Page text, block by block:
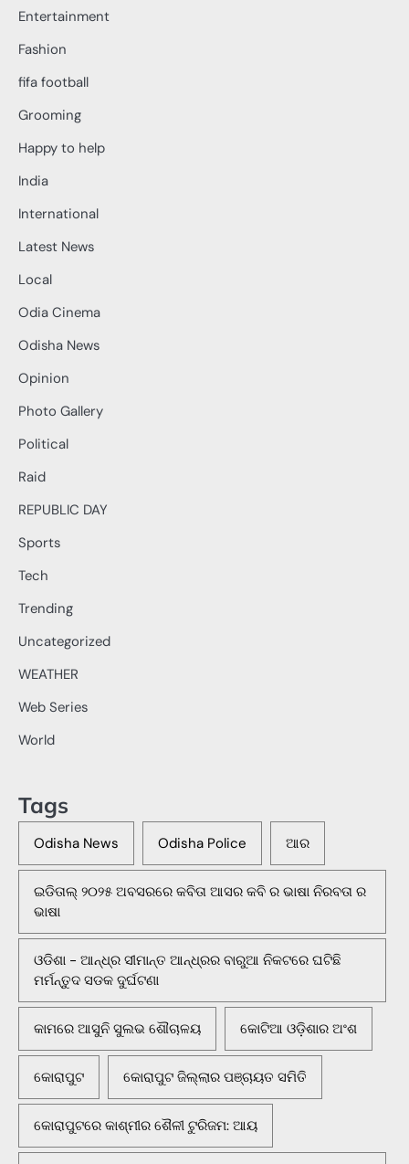
Entertainment
Fashion
fifa football
Grooming
Happy to help
India
International
Latest News
Local
Odia Cinema
Odisha News
Opinion
Photo Gallery
Political
Raid
REPUBLIC DAY
Sports
Tech
Trending
Uncategorized
WEATHER
Web Series
World
Tags
Odisha News Odisha Police ଆର
ଇଡିତାଲ୍ ୨୦୨୫ ଅବସରରେ କବିତା ଆସର କବି ର ଭାଷା ନିରବତା ର
ଭାଷା
ଓଡିଶା - ଆନ୍ଧ୍ର ସୀମାନ୍ତ ଆନ୍ଧ୍ରର ବାରୁଆ ନିକଟରେ ଘଟିଛି
ମର୍ମନ୍ତୁଦ ସଡକ ଦୁର୍ଘଟଣା
କାମରେ ଆସୁନି ସୁଲଭ ଶୌଚାଳୟ କୋଟିଆ ଓଡ଼ିଶାର ଅଂଶ
କୋରାପୁଟ କୋରାପୁଟ ଜିଲ୍ଲାର ପଞ୍ଚାୟତ ସମିତି
କୋରାପୁଟରେ କାଶ୍ମୀର ଶୈଳୀ ଟୁରିଜମ: ଆୟ